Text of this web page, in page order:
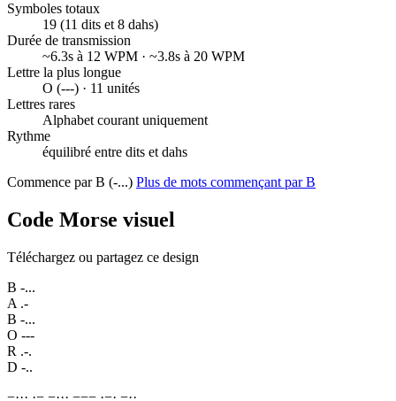
Symboles totaux
19 (11 dits et 8 dahs)
Durée de transmission
~6.3s à 12 WPM · ~3.8s à 20 WPM
Lettre la plus longue
O (---) · 11 unités
Lettres rares
Alphabet courant uniquement
Rythme
équilibré entre dits et dahs
Commence par B (-...) Plus de mots commençant par B
Code Morse visuel
Téléchargez ou partagez ce design
B -...
A .-
B -...
O ---
R .-.
D -..
−··· ·− −··· −−− ·−· −··